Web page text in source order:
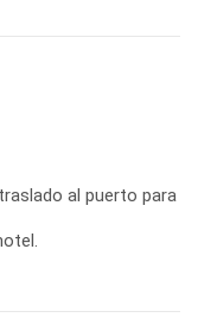
al puerto para